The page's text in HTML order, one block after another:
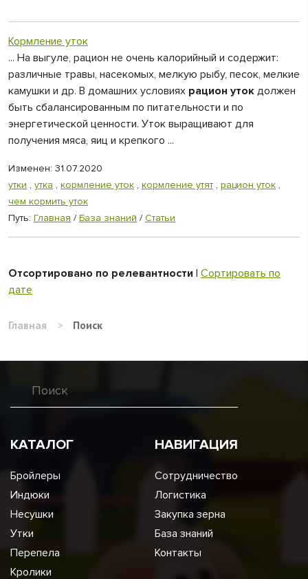
Кормление уток
... На выгуле, рацион не очень калорийный и содержит:
различные травы, насекомых, мелкую рыбу, песок, мелкие
камушки и др. В домашних условиях рацион уток должен
быть сбалансированным по питательности и по
энергетической ценности. Уток выращивают для
получения мяса, яиц и крепкого ...
Изменен: 31.07.2020
утки , утка , кормление уток , кормление утят , рацион уток ,
чем кормить уток
Путь: Главная / База знаний / Статьи
Отсортировано по релевантности | Сортировать по
дате
Главная > Поиск
КАТАЛОГ
Бройлеры
Индюки
Несушки
Утки
Перепела
Кролики
НАВИГАЦИЯ
Сотрудничество
Логистика
Закупка зерна
База знаний
Контакты